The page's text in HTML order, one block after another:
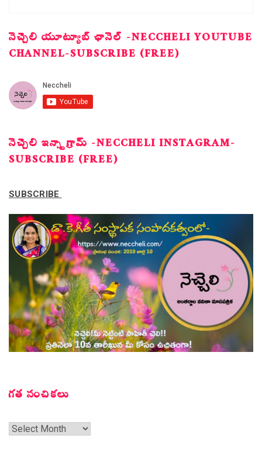
నెచ్చెలి యూట్యూబ్ ఛానెల్ -NECCHELI YOUTUBE
CHANNEL-SUBSCRIBE (FREE)
నెచ్చెలి ఇన్స్టాగ్రామ్ -NECCHELI INSTAGRAM-
SUBSCRIBE (FREE)
SUBSCRIBE
గత సంచికలు
గత